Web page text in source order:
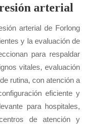
arterial
arterial de Forlong
y la evaluación de
para respaldar
vitales, evaluación
rutina, con atención a
eficiente y
para hospitales,
de atención y